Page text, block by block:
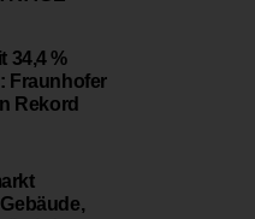
34,4 %
Fraunhofer
Rekord